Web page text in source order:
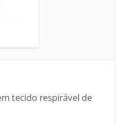
tecido respirável de